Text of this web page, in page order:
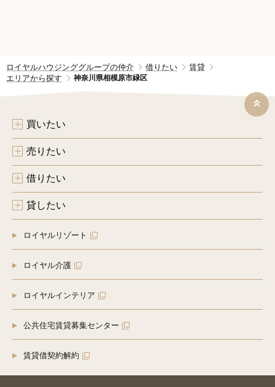
ロイヤルハウジンググループの仲介 借りたい
賃貸
エリアから探す
神奈川県相模原市緑区
買いたい
売りたい
借りたい
貸したい
ロイヤルリゾート
ロイヤル介護
ロイヤルインテリア
公共住宅賃貸募集センター
賃貸借契約解約